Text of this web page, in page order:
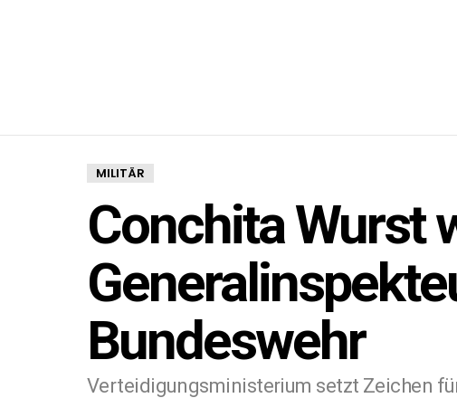
MILITÄR
Conchita Wurst
Bundeswehr
Verteidigungsministerium setzt Zeichen